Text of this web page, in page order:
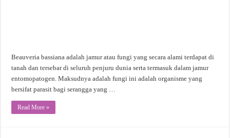
Beauveria bassiana adalah jamur atau fungi yang secara alami terdapat di
tanah dan tersebar di seluruh penjuru dunia serta termasuk dalam jamur
entomopatogen. Maksudnya adalah fungi ini adalah organisme yang
bersifat parasit bagi serangga yang …
Read More »